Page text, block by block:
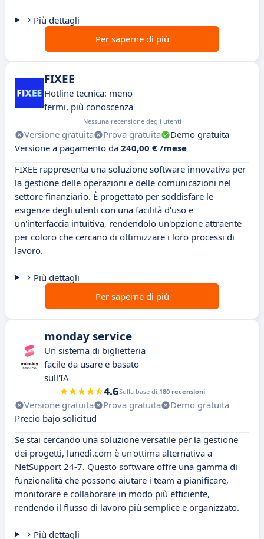
Più dettagli
Per saperne di più
FIXEE
Hotline tecnica: meno
fermi, più conoscenza
Nessuna recensione degli utenti
Versione gratuita Prova gratuita
Demo gratuita
Versione a pagamento da 240,00 € /mese
FIXEE rappresenta una soluzione software innovativa per
la gestione delle operazioni e delle comunicazioni nel
settore finanziario. È progettato per soddisfare le
esigenze degli utenti con una facilità d'uso e
un'interfaccia intuitiva, rendendolo un'opzione attraente
per coloro che cercano di ottimizzare i loro processi di
lavoro.
Più dettagli
Per saperne di più
monday service
Un sistema di biglietteria
facile da usare e basato
sull'IA
4.6Sulla base di 180 recensioni
Versione gratuita Prova gratuita
Demo gratuita
Precio bajo solicitud
Se stai cercando una soluzione versatile per la gestione
dei progetti, lunedì.com è un'ottima alternativa a
NetSupport 24-7. Questo software offre una gamma di
funzionalità che possono aiutare i team a pianificare,
monitorare e collaborare in modo più efficiente,
rendendo il flusso di lavoro più semplice e organizzato.
Più dettagli